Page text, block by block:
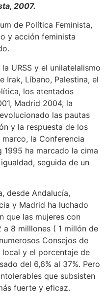
2007.
de Política Feminista,
y acción feminista
URSS y el unilatelalismo
Irak, Líbano, Palestina, el
los atentados
Madrid 2004, la
las pautas
y la respuesta de los
la Conferencia
1995 ha marcado la cima
seguida de un
desde Andalucía,
y Madrid ha luchado
que las mujeres con
8 milllones ( 1 millón de
Consejos de
y el porcentaje de
del 6,6% al 37%. Pero
que subsisten
fuerte y eficaz.